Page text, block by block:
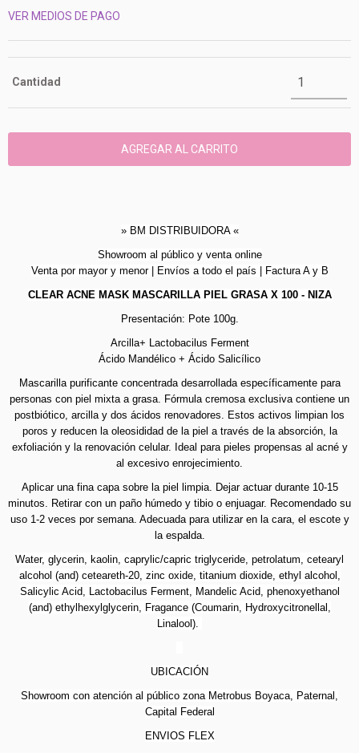
VER MEDIOS DE PAGO
Cantidad
» BM DISTRIBUIDORA «
Showroom al público y venta online
Venta por mayor y menor | Envíos a todo el país | Factura A y B
CLEAR ACNE MASK MASCARILLA PIEL GRASA X 100 - NIZA
Presentación: Pote 100g.
Arcilla+ Lactobacilus Ferment
Ácido Mandélico + Ácido Salicílico
Mascarilla purificante concentrada desarrollada específicamente para
personas con piel mixta a grasa. Fórmula cremosa exclusiva contiene un
postbiótico, arcilla y dos ácidos renovadores. Estos activos limpian los
poros y reducen la oleosididad de la piel a través de la absorción, la
exfoliación y la renovación celular. Ideal para pieles propensas al acné y
al excesivo enrojecimiento.
Aplicar una fina capa sobre la piel limpia. Dejar actuar durante 10-15
minutos. Retirar con un paño húmedo y tibio o enjuagar. Recomendado su
uso 1-2 veces por semana. Adecuada para utilizar en la cara, el escote y
la espalda.
Water, glycerin, kaolin, caprylic/capric triglyceride, petrolatum, cetearyl
alcohol (and) ceteareth-20, zinc oxide, titanium dioxide, ethyl alcohol,
Salicylic Acid, Lactobacilus Ferment, Mandelic Acid, phenoxyethanol
(and) ethylhexylglycerin, Fragance (Coumarin, Hydroxycitronellal,
Linalool).
UBICACIÓN
Showroom con atención al público zona Metrobus Boyaca, Paternal,
Capital Federal
ENVIOS FLEX